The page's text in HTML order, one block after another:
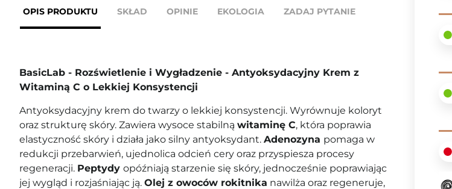
OPIS PRODUKTU SKŁAD OPINIE EKOLOGIA ZADAJ PYTANIE
BasicLab - Rozświetlenie i Wygładzenie - Antyoksydacyjny Krem z
Witaminą C o Lekkiej Konsystencji
Antyoksydacyjny krem do twarzy o lekkiej konsystencji. Wyrównuje koloryt
oraz strukturę skóry. Zawiera wysoce stabilną witaminę C, która poprawia
elastyczność skóry i działa jako silny antyoksydant. Adenozyna pomaga w
redukcji przebarwień, ujednolica odcień cery oraz przyspiesza procesy
regeneracji. Peptydy opóźniają starzenie się skóry, jednocześnie poprawiając
jej wygląd i rozjaśniając ją. Olej z owoców rokitnika nawilża oraz regeneruje,